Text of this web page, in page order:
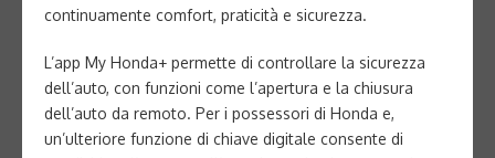
continuamente comfort, praticità e sicurezza.
L’app My Honda+ permette di controllare la sicurezza
dell’auto, con funzioni come l’apertura e la chiusura
dell’auto da remoto. Per i possessori di Honda e,
un’ulteriore funzione di chiave digitale consente di